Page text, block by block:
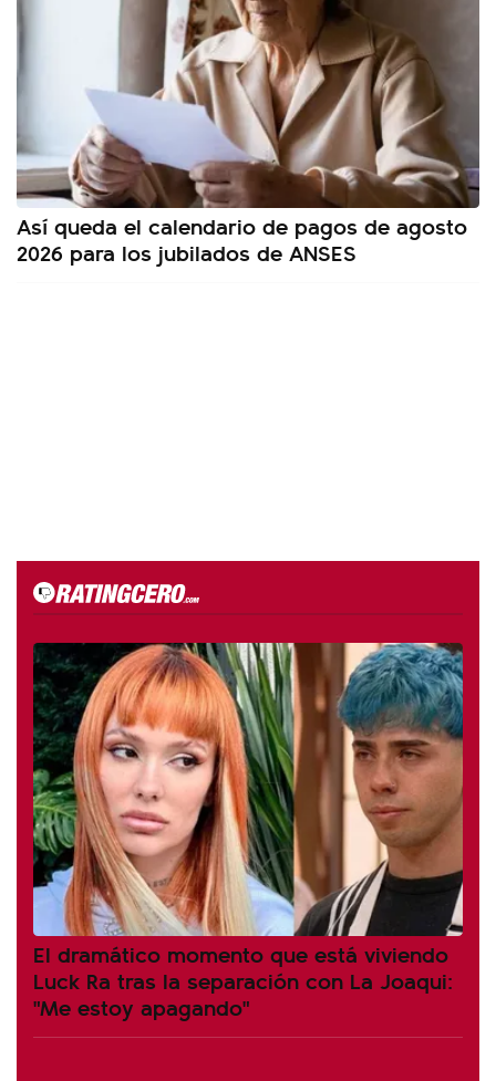
Así queda el calendario de pagos de agosto
2026 para los jubilados de ANSES
El dramático momento que está viviendo
Luck Ra tras la separación con La Joaqui:
"Me estoy apagando"